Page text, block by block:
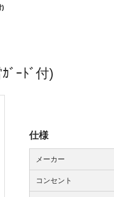
)
ﾞｰﾄﾞ付)
仕様
メーカー
コンセント